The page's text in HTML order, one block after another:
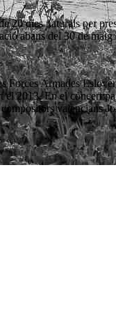
dies naturals per
abans del 30 de maig
Armades
2013. En el concert